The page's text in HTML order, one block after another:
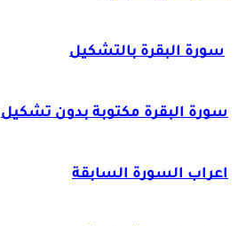
سورة البقرة بالتشكيل
سورة البقرة مكتوبة بدون تشكيل
اعراب السورة السابقة